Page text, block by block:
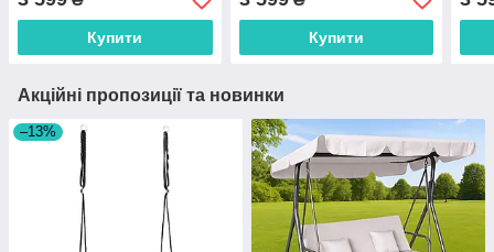
Купити Купити
Акційні пропозиції та новинки
–13%